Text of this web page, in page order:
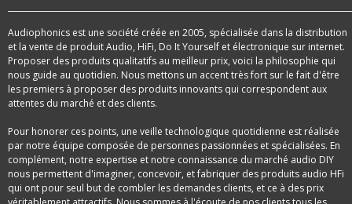
Audiophonics est une société créée en 2005, spécialisée dans la distribution
et la vente de produit Audio, HiFi, Do It Yourself et électronique sur internet.
Proposer des produits qualitatifs au meilleur prix, voici la philosophie qui
nous guide au quotidien. Nous mettons un accent très fort sur le fait d'être
les premiers à proposer des produits innovants qui correspondent aux
attentes du marché et des clients.
Pour honorer ces points, une veille technologique quotidienne est réalisée
par notre équipe composée de personnes passionnées et spécialisées. En
complément, notre expertise et notre connaissance du marché audio DIY
nous permettent d'imaginer, concevoir, et fabriquer des produits audio HFi
qui ont pour seul but de combler les demandes clients, et ce à des prix